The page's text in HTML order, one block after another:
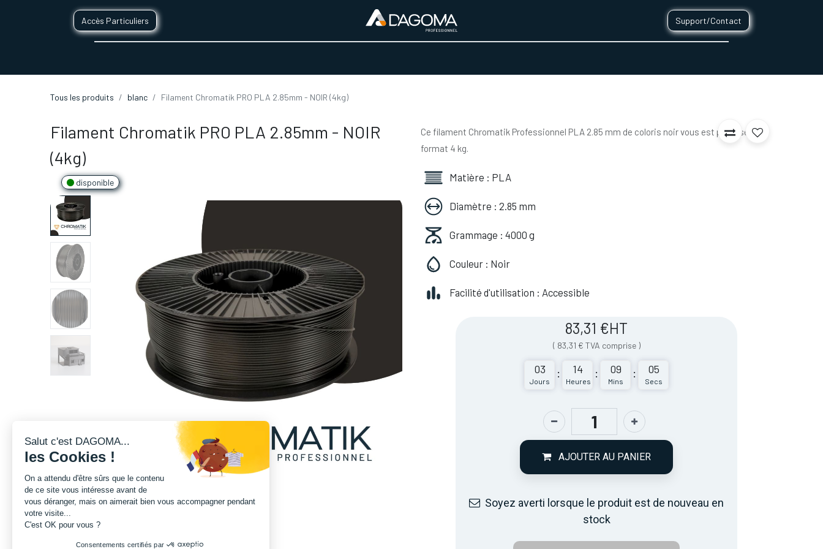
Accès Particuliers Support/Contact
Tous les produits blanc Filament Chromatik PRO PLA 2.85mm - NOIR (4kg)
Filament Chromatik PRO PLA 2.85mm - NOIR
(4kg)
disponible
Ce filament Chromatik Professionnel PLA 2.85 mm de coloris noir vous est proposé au
format 4 kg.
Matière : PLA
Diamètre : 2.85 mm
Grammage : 4000 g
Couleur : Noir
Facilité d'utilisation : Accessible
83,31 €HT
( 83,31 € TVA comprise )
03
Jours
: 14
Heures
: 09
Mins
: 05
Secs
AJOUTER AU PANIER
Soyez averti lorsque le produit est de nouveau en
stock
Salut c'est DAGOMA...
les Cookies !
On a attendu d'être sûrs que le contenu
de ce site vous intéresse avant de
vous déranger, mais on aimerait bien vous accompagner pendant
votre visite...
C'est OK pour vous ?
Consentements certifiés par